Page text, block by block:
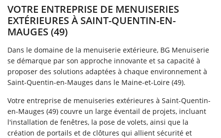
VOTRE ENTREPRISE DE MENUISERIES
EXTÉRIEURES À SAINT-QUENTIN-EN-
MAUGES (49)
Dans le domaine de la menuiserie extérieure, BG Menuiserie
se démarque par son approche innovante et sa capacité à
proposer des solutions adaptées à chaque environnement à
Saint-Quentin-en-Mauges dans le Maine-et-Loire (49).
Votre entreprise de menuiseries extérieures à Saint-Quentin-
en-Mauges (49) couvre un large éventail de projets, incluant
l'installation de fenêtres, la pose de volets, ainsi que la
création de portails et de clôtures qui allient sécurité et